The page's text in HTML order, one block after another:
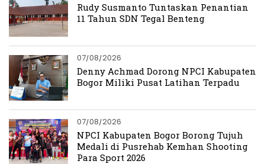
Rudy Susmanto Tuntaskan Penantian
11 Tahun SDN Tegal Benteng
07/08/2026
Denny Achmad Dorong NPCI Kabupaten
Bogor Miliki Pusat Latihan Terpadu
07/08/2026
NPCI Kabupaten Bogor Borong Tujuh
Medali di Pusrehab Kemhan Shooting
Para Sport 2026